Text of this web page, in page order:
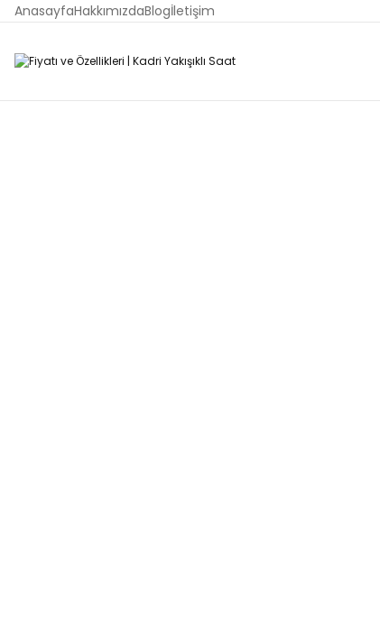
AnasayfaHakkımızdaBlogİletişim